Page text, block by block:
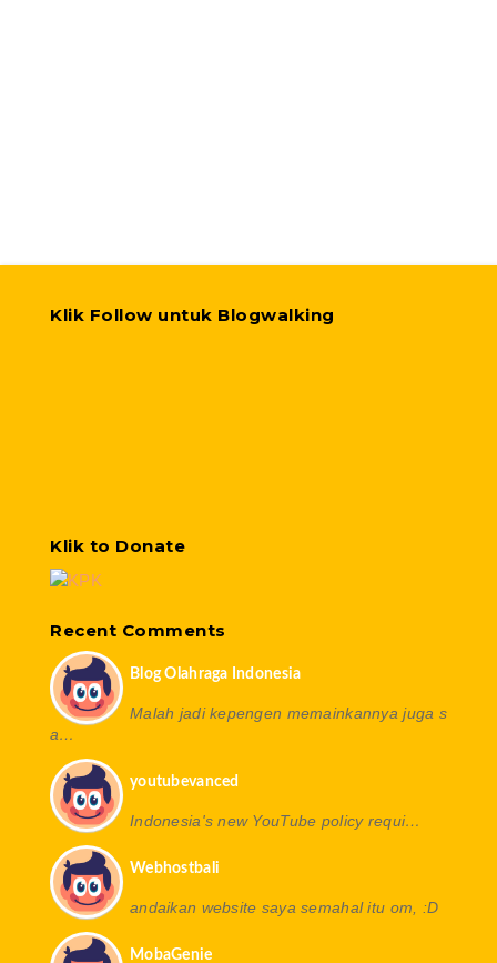
Klik Follow untuk Blogwalking
Klik to Donate
Recent Comments
Blog Olahraga Indonesia
Malah jadi kepengen memainkannya juga s
a…
youtubevanced
Indonesia's new YouTube policy requi…
Webhostbali
andaikan website saya semahal itu om, :D
MobaGenie